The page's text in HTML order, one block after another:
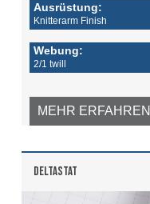
Ausrüstung:
Knitterarm Finish
Webung:
2/1 twill
MEHR ERFAHREN
DELTASTAT